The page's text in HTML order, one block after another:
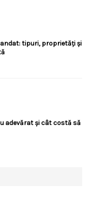
tipuri, proprietăți și
adevărat și cât costă să